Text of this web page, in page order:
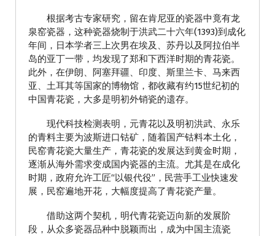
根据考古专家研究，留在肯尼亚的瓷器中竟有龙
泉窑瓷器，这种瓷器烧制于洪武二十六年(1393)到成化
年间，日本学者三上次男在埃及、苏丹以及阿拉伯半
岛的亚丁一带，均发现了郑和下西洋时期的青花瓷。
此外，在伊朗、阿塞拜疆、印度、斯里兰卡、马来西
亚、土耳其等国家的博物馆，都收藏有约15世纪初的
中国青花瓷，大多是明初外销瓷的遗存。
现代科技检测表明，元青花以及明初洪武、永乐
的青料主要为波斯进口钴矿，随着国产钴料本土化，
民窑青花瓷大量生产，青花瓷的发展达到黄金时期，
逐渐从海外需求变成国内瓷器的主流。尤其是在成化
时期，政府允许工匠“以银代役”，民营手工业快速发
展，民窑遍地开花，大幅度提高了青花瓷产量。
借助这两个契机，明代青花瓷迈向新的发展阶
段，从众多瓷器品种中脱颖而出，成为中国主流瓷